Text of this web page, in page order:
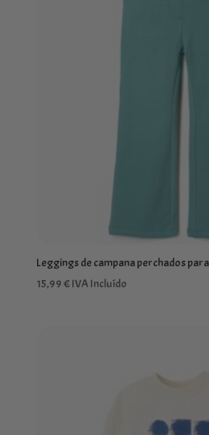
Leggings de campana perchados
15,99€IVA Incluído